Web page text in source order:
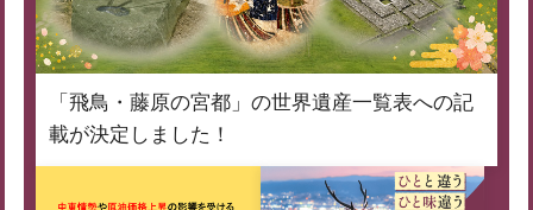
「飛鳥・藤原の宮都」の世界遺産一覧表への記
載が決定しました！